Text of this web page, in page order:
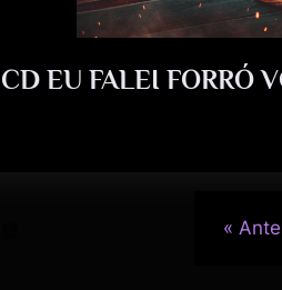
EU FALEI FORRÓ